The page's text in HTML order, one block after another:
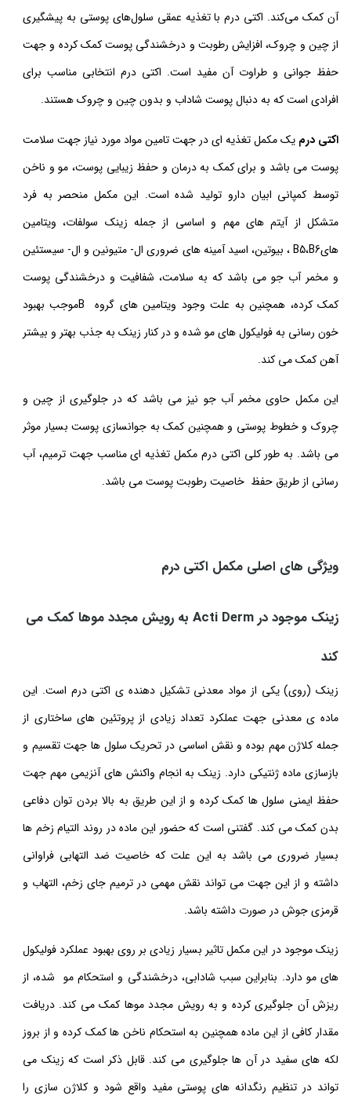
آن کمک می‌کند. اکتی درم با تغذیه عمقی سلول‌های پوستی به پیشگیری
از چین و چروک، افزایش رطوبت و درخشندگی پوست کمک کرده و جهت
حفظ جوانی و طراوت آن مفید است. اکتی درم انتخابی مناسب برای
افرادی است که به دنبال پوست شاداب و بدون چین و چروک هستند.
اکتی درم یک مکمل تغذیه ای در جهت تامین مواد مورد نیاز جهت سلامت
پوست می باشد و برای کمک به درمان و حفظ زیبایی پوست، مو و ناخن
توسط کمپانی ابیان دارو تولید شده است. این مکمل منحصر به فرد
متشکل از آیتم های مهم و اساسی از جمله زینک سولفات، ویتامین
هایB5،B6 ، بیوتین، اسید آمینه های ضروری ال- متیونین و ال- سیستئین
و مخمر آب جو می باشد که به سلامت، شفافیت و درخشندگی پوست
کمک کرده، همچنین به علت وجود ویتامین های گروه Bموجب بهبود
خون رسانی به فولیکول های مو شده و در کنار زینک به جذب بهتر و بیشتر
آهن کمک می کند.
این مکمل حاوی مخمر آب جو نیز می باشد که در جلوگیری از چین و
چروک و خطوط پوستی و همچنین کمک به جوانسازی پوست بسیار موثر
می باشد. به طور کلی اکتی درم مکمل تغذیه ای مناسب جهت ترمیم، آب
رسانی از طریق حفظ خاصیت رطوبت پوست می باشد.
ویژگی های اصلی مکمل اکتی درم
زینک موجود در Acti Derm به رویش مجدد موها کمک می
کند
زینک (روی) یکی از مواد معدنی تشکیل دهنده ی اکتی درم است. این
ماده ی معدنی جهت عملکرد تعداد زیادی از پروتئین های ساختاری از
جمله کلاژن مهم بوده و نقش اساسی در تحریک سلول ها جهت تقسیم و
بازسازی ماده ژنتیکی دارد. زینک به انجام واکنش های آنزیمی مهم جهت
حفظ ایمنی سلول ها کمک کرده و از این طریق به بالا بردن توان دفاعی
بدن کمک می کند. گفتنی است که حضور این ماده در روند التیام زخم ها
بسیار ضروری می باشد به این علت که خاصیت ضد التهابی فراوانی
داشته و از این جهت می تواند نقش مهمی در ترمیم جای زخم، التهاب و
قرمزی جوش در صورت داشته باشد.
زینک موجود در این مکمل تاثیر بسیار زیادی بر روی بهبود عملکرد فولیکول
های مو دارد. بنابراین سبب شادابی، درخشندگی و استحکام مو شده، از
ریزش آن جلوگیری کرده و به رویش مجدد موها کمک می کند. دریافت
مقدار کافی از این ماده همچنین به استحکام ناخن ها کمک کرده و از بروز
لکه های سفید در آن ها جلوگیری می کند. قابل ذکر است که زینک می
تواند در تنظیم رنگدانه های پوستی مفید واقع شود و کلاژن سازی را